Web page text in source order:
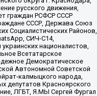
русского движения,
граждан РСФСР СССР
СССР, Держава Союз
Социалистических Районов,
СИЧ-С14,
националистов,
Всетатарское
Демократическое
Автономной Советской
калмыцкого народа,
депутатов Красноярского
ЛГБТ, Я.МЫ Сергей Фургал